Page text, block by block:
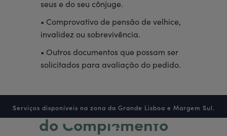
seus e do seu cônjuge.
• Comprovativo de pensão de velhice,
invalidez ou sobrevivência.
• Outros documentos que possam ser
solicitados para avaliação do pedido.
Benefícios Práticos
do Complemento
Serviços disponíveis na zona da Grande Lisboa e Margem Sul.